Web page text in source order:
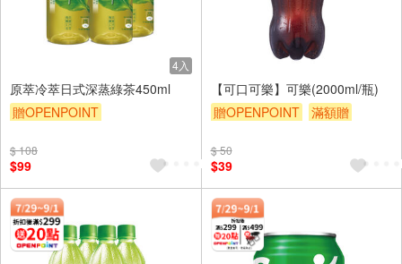
4入
原萃冷萃日式深蒸綠茶450ml
贈OPENPOINT
滿額9折
$ 108
$99
【可口可樂】可樂(2000ml/瓶)
贈OPENPOINT
滿額贈
$ 50
$39